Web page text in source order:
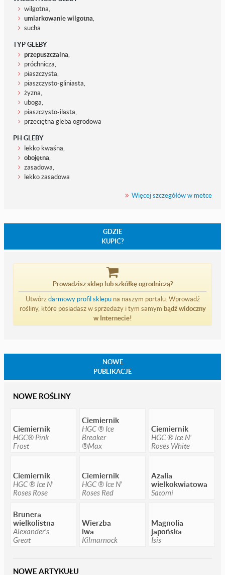
wilgotna,
umiarkowanie wilgotna,
sucha
TYP GLEBY
przepuszczalna,
próchnicza,
piaszczysta,
piaszczysto-gliniasta,
żyzna,
uboga,
piaszczysto-ilasta,
przeciętna gleba ogrodowa
PH GLEBY
lekko kwaśna,
obojętna,
zasadowa,
lekko zasadowa
Więcej szczegółów w metce
GDZIE
KUPIĆ?
Prowadzisz sklep lub szkółkę ogrodniczą?
Utwórzdarmowy profil sklepuna naszym portalu. Wprowadź
rośliny, które posiadasz w sprzedaży i tym samym bądź widoczny
w Internecie!
NOWE
PUBLIKACJE
NOWE ROŚLINY
Ciemiernik
HGC® Pink
Frost
Ciemiernik
HGC ® Ice
Breaker
®Max
Ciemiernik
HGC ® Ice N'
Roses White
Ciemiernik
HGC ® Ice N'
Roses Rose
Ciemiernik
HGC ® Ice N'
Roses Red
Azalia
wielkokwiatowa
Satomi
Brunera
wielkolistna
Alexander's
Great
Wierzba
iwa
Kilmarnock
Magnolia
japońska
Isis
NOWE ARTYKUŁU